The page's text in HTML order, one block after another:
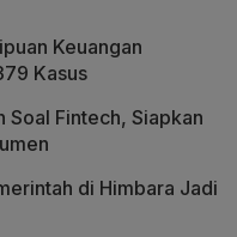
Keuangan
Kasus
Soal Fintech, Siapkan
di Himbara Jadi